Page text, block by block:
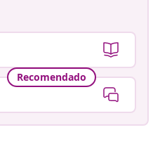
Recomendado